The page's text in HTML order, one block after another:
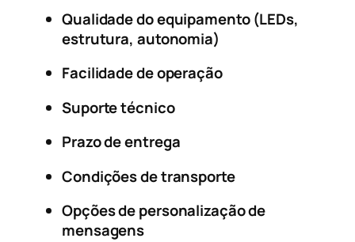
Qualidade do equipamento (LEDs,
estrutura, autonomia)
Facilidade de operação
Suporte técnico
Prazo de entrega
Condições de transporte
Opções de personalização de
mensagens